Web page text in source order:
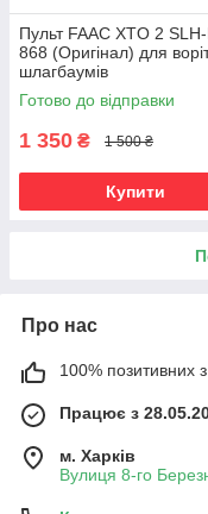
Пульт FAAC XTO 2
868 (Oригінал) для
шлагбаумів
Готово до відправки
1 350 ₴ 1 500 ₴
Купити
Про нас
100% позитивних з
Працює з
м. Харків
Вулиця 8-го